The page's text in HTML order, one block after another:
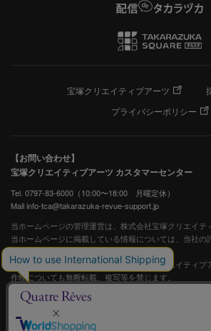
宝塚クリエイティブアーツ
プライバシーポリシー
【お問い合わせ】
宝塚クリエイティブアーツ カスタマーセンター
Tel. 0797-83-6000（10:00〜18:00 月曜定休）
Mail info-tca@takarazuka-revue-support.jp
当ホームページの管理運営は、株式会社宝塚クリエイテ
当ホームページに掲載している情報については、当社の
することを固く禁止します。
また、阪急電鉄並びに宝塚歌劇団、宝塚クリエイティブ
作物についても無断転載、複写等を禁じます。
宝塚歌劇公式ホームページ
JASRAC許諾番号：S0507081515